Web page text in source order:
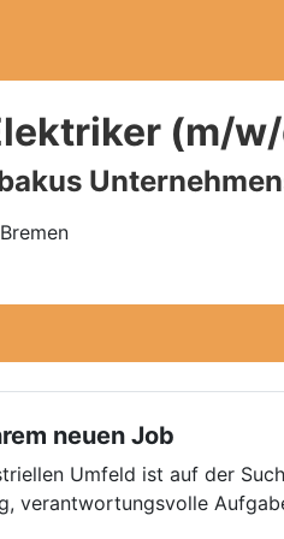
(m/
Bremen
neuen Job
Umfeld ist auf der
verantwortungsvolle